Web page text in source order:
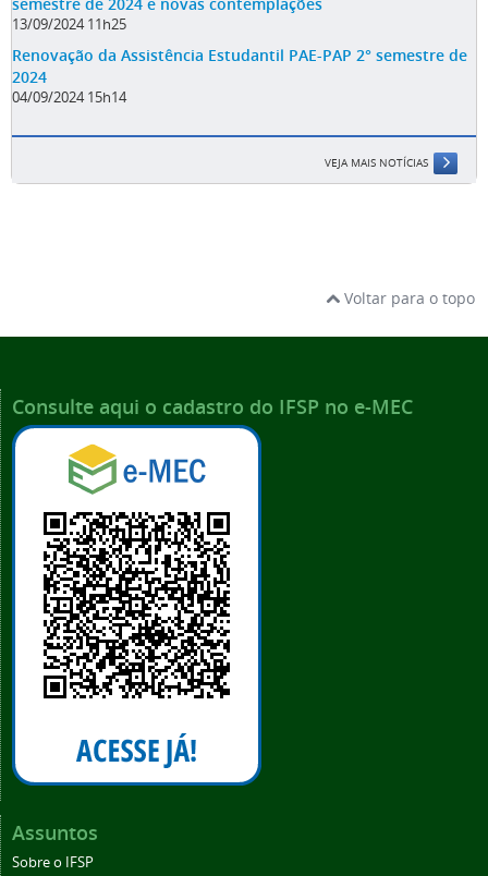
13/09/2024 11h25
Renovação da Assistência Estudantil PAE-PAP 2° semestre de
2024
04/09/2024 15h14
VEJA MAIS NOTÍCIAS
Voltar para o topo
Consulte aqui o cadastro do IFSP no e-MEC
Assuntos
Sobre o IFSP